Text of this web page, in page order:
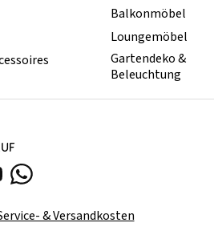
Balkonmöbel
Loungemöbel
Gartendeko &
Beleuchtung
& Versandkosten